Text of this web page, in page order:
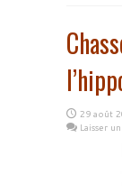
29 août
Laisser